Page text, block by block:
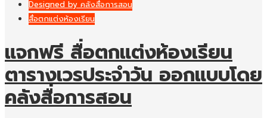
Designed by คลังสื่อการสอน
สื่อตกแต่งห้องเรียน
แจกฟรี สื่อตกแต่งห้องเรียน
ตารางเวรประจำวัน ออกแบบโดย
คลังสื่อการสอน